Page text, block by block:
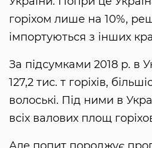
горіхом лише на 10%,
імпортуються з інших
За підсумками 2018 р. в
127,2 тис. т горіхів,
волоські. Під ними в
всіх валових площ